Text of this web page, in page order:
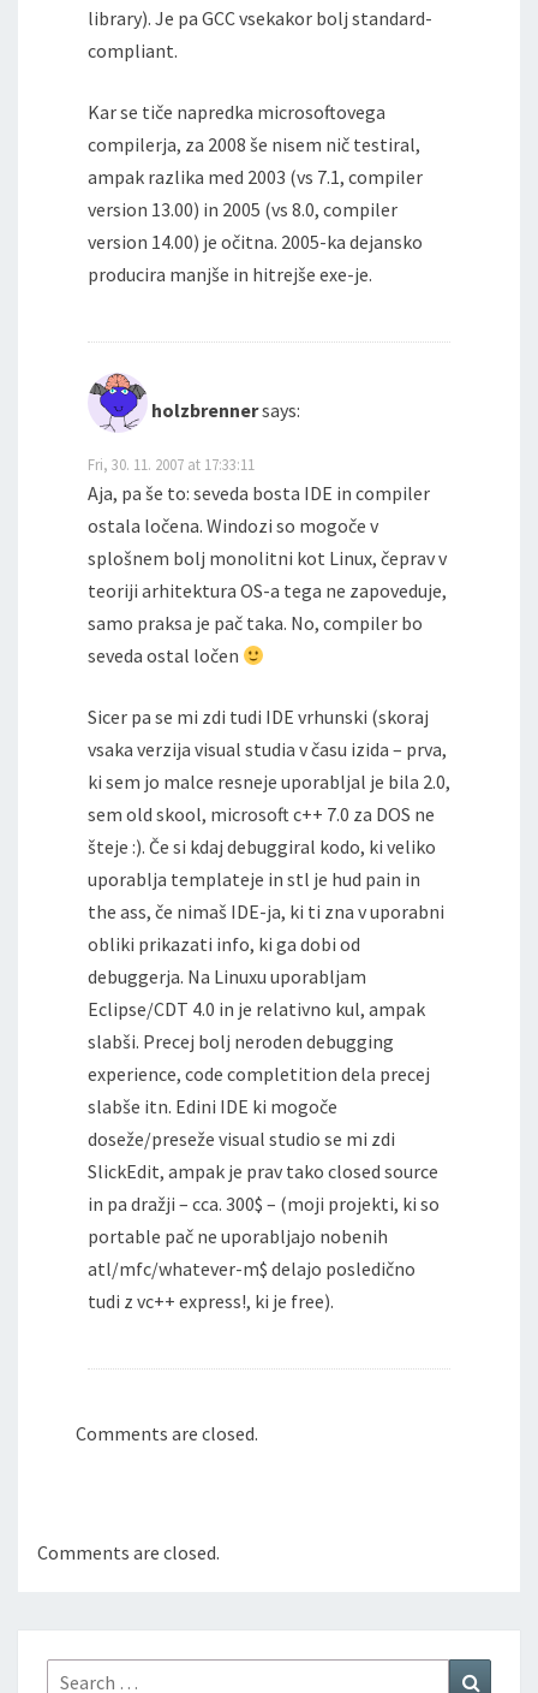
library). Je pa GCC vsekakor bolj standard-
compliant.
Kar se tiče napredka microsoftovega
compilerja, za 2008 še nisem nič testiral,
ampak razlika med 2003 (vs 7.1, compiler
version 13.00) in 2005 (vs 8.0, compiler
version 14.00) je očitna. 2005-ka dejansko
producira manjše in hitrejše exe-je.
holzbrennersays:
Fri, 30. 11. 2007 at 17:33:11
Aja, pa še to: seveda bosta IDE in compiler
ostala ločena. Windozi so mogoče v
splošnem bolj monolitni kot Linux, čeprav v
teoriji arhitektura OS-a tega ne zapoveduje,
samo praksa je pač taka. No, compiler bo
seveda ostal ločen
Sicer pa se mi zdi tudi IDE vrhunski (skoraj
vsaka verzija visual studia v času izida – prva,
ki sem jo malce resneje uporabljal je bila 2.0,
sem old skool, microsoft c++ 7.0 za DOS ne
šteje :). Če si kdaj debuggiral kodo, ki veliko
uporablja templateje in stl je hud pain in
the ass, če nimaš IDE-ja, ki ti zna v uporabni
obliki prikazati info, ki ga dobi od
debuggerja. Na Linuxu uporabljam
Eclipse/CDT 4.0 in je relativno kul, ampak
slabši. Precej bolj neroden debugging
experience, code completition dela precej
slabše itn. Edini IDE ki mogoče
doseže/preseže visual studio se mi zdi
SlickEdit, ampak je prav tako closed source
in pa dražji – cca. 300$ – (moji projekti, ki so
portable pač ne uporabljajo nobenih
atl/mfc/whatever-m$ delajo posledično
tudi z vc++ express!, ki je free).
Comments are closed.
Comments are closed.
Search